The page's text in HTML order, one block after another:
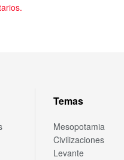
Temas
Mesopotamia
Civilizaciones
Levante